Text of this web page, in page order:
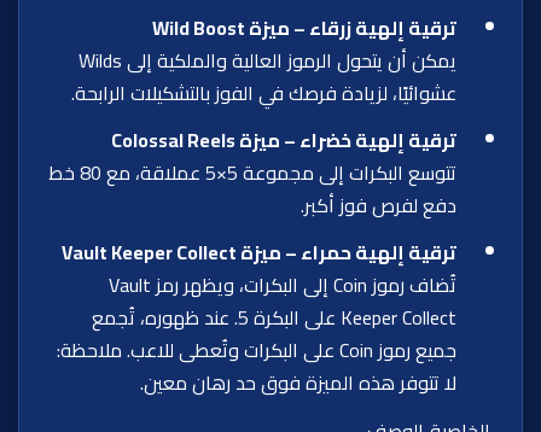
ترقية إلهية زرقاء – ميزة Wild Boost
يمكن أن يتحول الرموز العالية والملكية إلى Wilds
عشوائيًا، لزيادة فرصك في الفوز بالتشكيلات الرابحة.
ترقية إلهية خضراء – ميزة Colossal Reels
تتوسع البكرات إلى مجموعة 5×5 عملاقة، مع 80 خط
دفع لفرص فوز أكبر.
ترقية إلهية حمراء – ميزة Vault Keeper Collect
تُضاف رموز Coin إلى البكرات، ويظهر رمز Vault
Keeper Collect على البكرة 5. عند ظهوره، تُجمع
جميع رموز Coin على البكرات وتُعطى للاعب. ملاحظة:
لا تتوفر هذه الميزة فوق حد رهان معين.